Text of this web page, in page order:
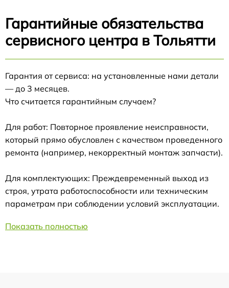
Гарантийные обязательства
сервисного центра в Тольятти
Гарантия от сервиса: на установленные нами детали
— до 3 месяцев.
Что считается гарантийным случаем?
Для работ: Повторное проявление неисправности,
который прямо обусловлен с качеством проведенного
ремонта (например, некорректный монтаж запчасти).
Для комплектующих: Преждевременный выход из
строя, утрата работоспособности или техническим
параметрам при соблюдении условий эксплуатации.
Показать полностью